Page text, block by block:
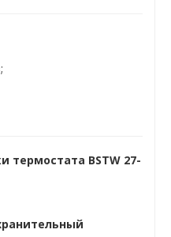
термостата BSTW 27-